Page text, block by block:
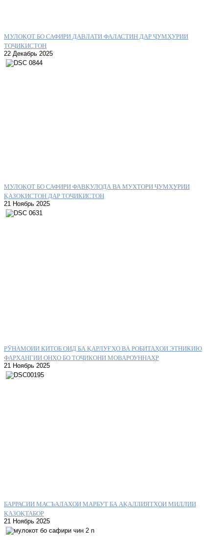
МУЛОҚОТ БО САФИРИ ДАВЛАТИ ФАЛАСТИН ДАР ҶУМҲУРИИ
ТОҶИКИСТОН
22 Декабрь 2025
МУЛОҚОТ БО САФИРИ ФАВҚУЛОДА ВА МУХТОРИ ҶУМҲУРИИ
ҚАЗОҚИСТОН ДАР ТОҶИКИСТОН
21 Ноябрь 2025
РӮНАМОИИ КИТОБ ОИД БА ҚАРЛУҒҲО ВА РОБИТАҲОИ ЭТНИКИЮ
ФАРҲАНГИИ ОНҲО БО ТОҶИКОНИ МОВАРОУННАҲР
21 Ноябрь 2025
БАРРАСИИ МАСЪАЛАҲОИ МАРБУТ БА АҚАЛЛИЯТҲОИ МИЛЛИИ
ҚАЗОҚТАБОР
21 Ноябрь 2025